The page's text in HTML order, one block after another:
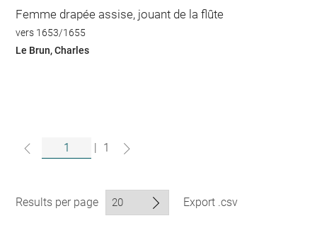
Femme drapée assise, jouant de la flûte
vers 1653/1655
Le Brun, Charles
1
Results per page Export .csv